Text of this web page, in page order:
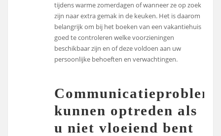
tijdens warme zomerdagen of wanneer ze op zoek
zijn naar extra gemak in de keuken. Het is daarom
belangrijk om bij het boeken van een vakantiehuis
goed te controleren welke voorzieningen
beschikbaar zijn en of deze voldoen aan uw
persoonlijke behoeften en verwachtingen.
kunnen optreden als
u niet vloeiend bent